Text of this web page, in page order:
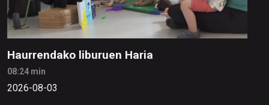
Haurrendako liburuen Haria
08:24 min
2026-08-03